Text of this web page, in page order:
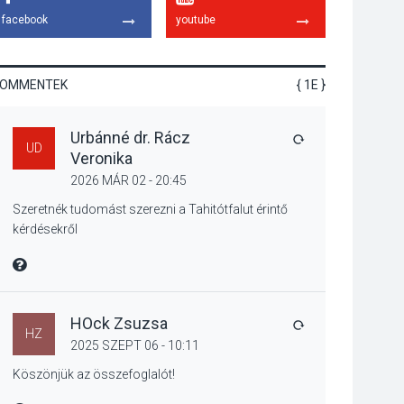
játszóterei
Kánikulában még
veszélyesebbek a
kullancsok
Esztergomban
facebook youtube
{ 1E }
UD
Urbánné dr. Rácz
Veronika
2026 MÁR 02 - 20:45
Szeretnék tudomást szerezni a Tahitótfalut érintő
kérdésekről
MIRE MONDTA
HZ
HOck Zsuzsa
2025 SZEPT 06 - 10:11
Köszönjük az összefoglalót!